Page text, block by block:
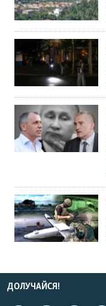
ДОЛУЧАЙСЯ!